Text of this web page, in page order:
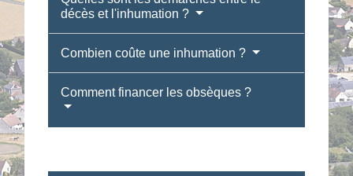
décès et l'inhumation ?
Combien coûte une inhumation ?
Comment financer les obsèques ?